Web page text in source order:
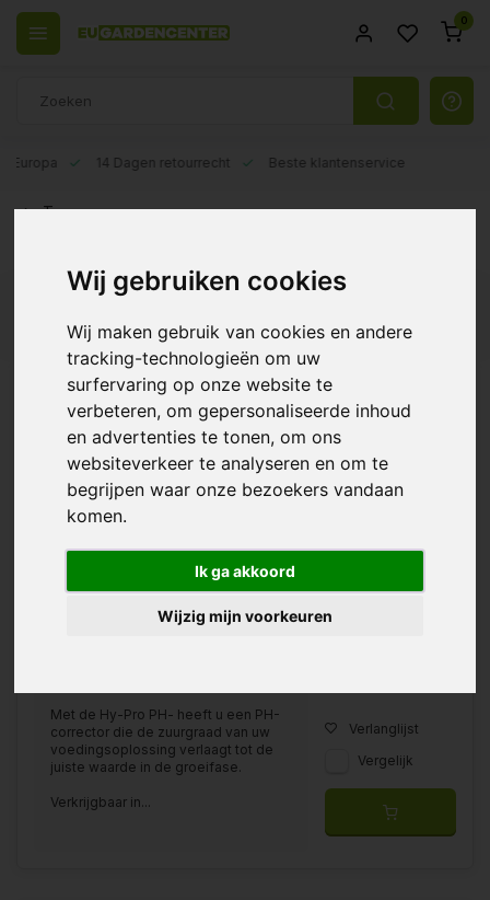
Wij gebruiken cookies
Wij maken gebruik van cookies en andere
tracking-technologieën om uw
surfervaring op onze website te
verbeteren, om gepersonaliseerde inhoud
en advertenties te tonen, om ons
websiteverkeer te analyseren en om te
begrijpen waar onze bezoekers vandaan
komen.
Ik ga akkoord
Wijzig mijn voorkeuren
0
Europa 14 Dagen retourrecht Beste klantenservice
Terug
Hy-Pro PH- Groei
€4,95
Met de Hy-Pro PH- heeft u een PH-
corrector die de zuurgraad van uw
voedingsoplossing verlaagt tot de
juiste waarde in de groeifase.
Verkrijgbaar in...
Verlanglijst
Vergelijk